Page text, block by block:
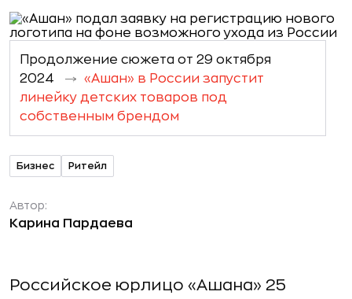
Продолжение сюжета от 29 октября
2024
«Ашан» в России запустит
линейку детских товаров под
собственным брендом
Бизнес Ритейл
Автор:
Карина Пардаева
Российское юрлицо «Ашана» 25